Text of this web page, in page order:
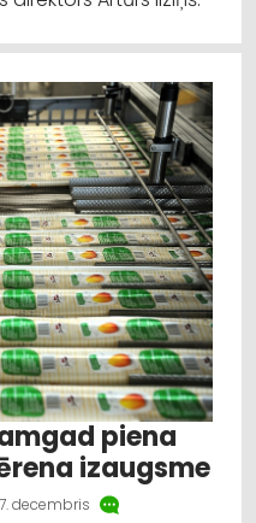
piena
izaugsme
decembris